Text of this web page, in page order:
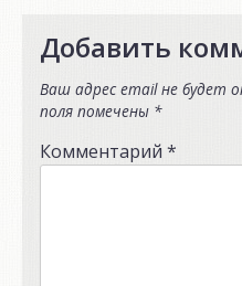
Добавить
Ваш адрес email не будет
поля помечены *
Комментарий *